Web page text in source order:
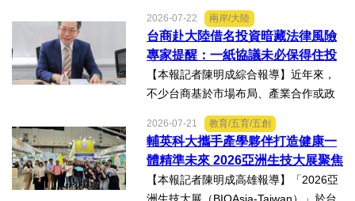
生管理法」修法。行政院長卓榮泰20日
說明十大修法重點，其中增訂地方主管
機關風險導向查核機制、強化業者異常
通報責任及加重通報不實處...
2026-07-22 兩岸/大陸
台商赴大陸借名投資暗藏法律風險
專家提醒：一紙協議未必保得住投
資權益
【本報記者陳明成綜合報導】近年來，
不少台商基於市場布局、產業合作或政
策因素，選擇透過隱名投資方式中國大
陸。然而，看似便利的投資模式，卻可
能隱藏股權歸屬、投資收益、經營控制
權及法律責任等風險，一旦...
2026-07-21 教育/五育/五創
輔英科大攜手產學夥伴打造健康一
體精準未來 2026亞洲生技大展聚焦
精準健康創新實力
【本報記者陳明成高雄報導】「2026亞